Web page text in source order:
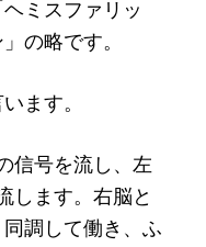
ミスファリッ
の略です。
ます。
信号を流し、左
します。右脳と
調して働き、ふ